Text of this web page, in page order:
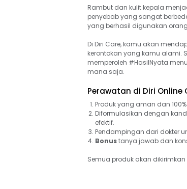
Rambut dan kulit kepala
penyebab yang sangat
yang berhasil digunakan
Di Diri Care, kamu akan
kerontokan yang kamu alami.
memperoleh #HasilNyata
mana saja.
Perawatan di Diri Online
Produk yang aman dan 100%
Diformulasikan dengan
efektif.
Pendampingan dari dokter
Bonus tanya jawab dan
Semua produk akan